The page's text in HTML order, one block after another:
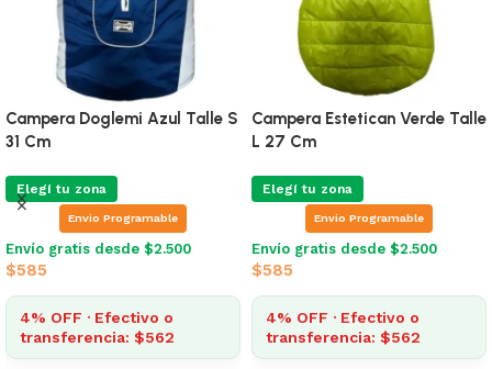
Campera Doglemi Azul Talle S
31 Cm
Elegí tu zona
Envio Programable
Envío gratis desde $2.500
$585
4% OFF · Efectivo o
transferencia: $562
Campera Estetican Verde Talle
L 27 Cm
Elegí tu zona
Envio Programable
Envío gratis desde $2.500
$585
4% OFF · Efectivo o
transferencia: $562